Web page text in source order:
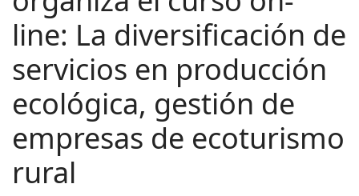
line: La diversificación de
servicios en producción
ecológica, gestión de
empresas de ecoturismo
rural